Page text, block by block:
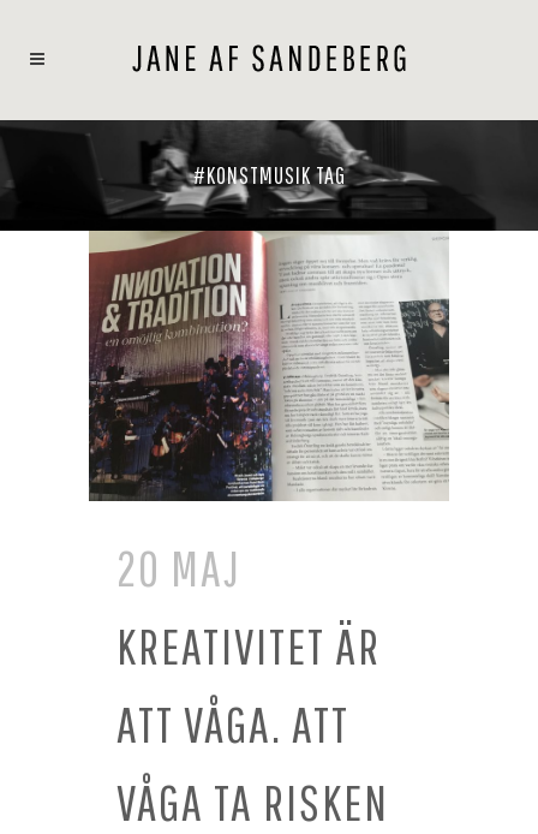
#KONSTMUSIK TAG
20 MAJ
KREATIVITET ÄR
ATT VÅGA. ATT
VÅGA TA RISKEN